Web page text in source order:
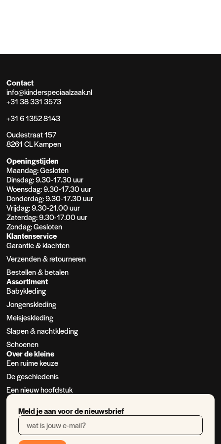
Contact
info@kinderspeciaalzaak.nl
+31 38 331 3573
+31 6 1352 8143
Oudestraat 157
8261 CL Kampen
Openingstijden
Maandag: Gesloten
Dinsdag: 9.30-17.30 uur
Woensdag: 9.30-17.30 uur
Donderdag: 9.30-17.30 uur
Vrijdag: 9.30-21.00 uur
Zaterdag: 9.30-17.00 uur
Zondag: Gesloten
Klantenservice
Garantie & klachten
Verzenden & retourneren
Bestellen & betalen
Assortiment
Babykleding
Jongenskleding
Meisjeskleding
Slapen & nachtkleding
Schoenen
Over de kleine
Een ruime keuze
De geschiedenis
Een nieuw hoofdstuk
Meld je aan voor de nieuwsbrief